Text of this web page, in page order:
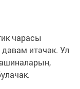
чарасы
итәчәк. Ул